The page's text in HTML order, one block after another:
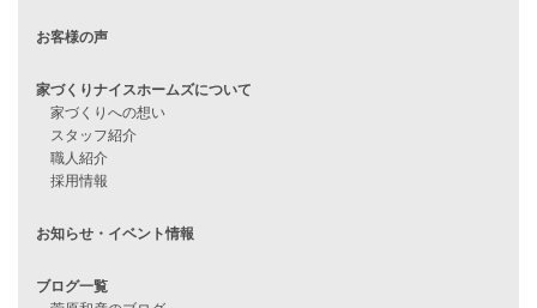
住宅ローン審査に落ちた方・
他社で無理だと言われた方へ
住宅ローンのよくある質問
月収25万円で家を建てる方法
WOOD BOX
ハピネスシリーズ